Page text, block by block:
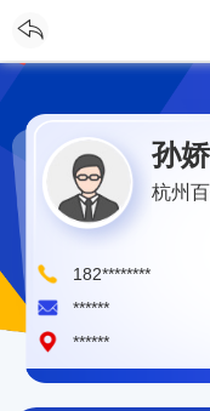
CH
孙娇
杭州
182********
******
******